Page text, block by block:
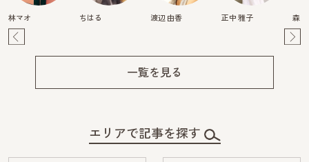
林マオ ちはる 渡辺 由香 正中 雅子 森映
一覧を見る
エリアで記事を探す